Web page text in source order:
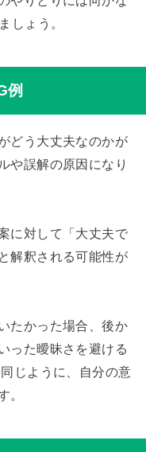
しょう。
例
どう大丈夫なのかが
や誤解の原因になり
に対して「大丈夫で
解釈される可能性が
たかった場合、後か
った曖昧さを避ける
じように、自分の意
。